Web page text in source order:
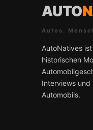
AUTO
Autos.
AutoNatives
historischen
Interviews und
Automobils.